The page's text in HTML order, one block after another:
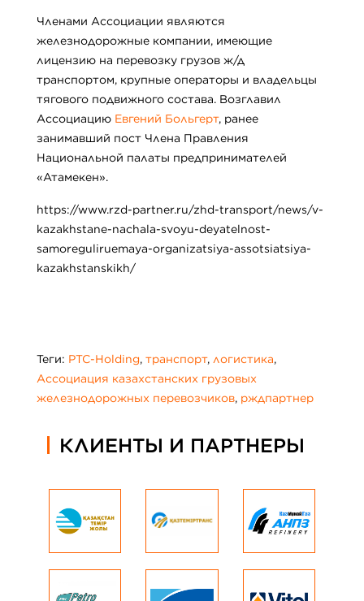
Членами Ассоциации являются
железнодорожные компании, имеющие
лицензию на перевозку грузов ж/д
транспортом, крупные операторы и владельцы
тягового подвижного состава. Возглавил
Ассоциацию Евгений Больгерт, ранее
занимавший пост Члена Правления
Национальной палаты предпринимателей
«Атамекен».
https://www.rzd-partner.ru/zhd-transport/news/v-
kazakhstane-nachala-svoyu-deyatelnost-
samoreguliruemaya-organizatsiya-assotsiatsiya-
kazakhstanskikh/
Теги: PTC-Holding, транспорт, логистика,
Ассоциация казахстанских грузовых
железнодорожных перевозчиков, рждпартнер
КЛИЕНТЫ И ПАРТНЕРЫ